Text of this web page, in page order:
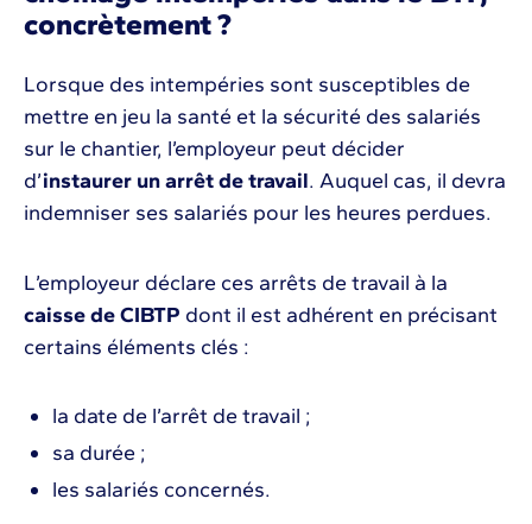
concrètement ?
Lorsque des intempéries sont susceptibles de
mettre en jeu la santé et la sécurité des salariés
sur le chantier, l’employeur peut décider
d’instaurer un arrêt de travail. Auquel cas, il devra
indemniser ses salariés pour les heures perdues.
L’employeur déclare ces arrêts de travail à la
caisse de CIBTP dont il est adhérent en précisant
certains éléments clés :
la date de l’arrêt de travail ;
sa durée ;
les salariés concernés.